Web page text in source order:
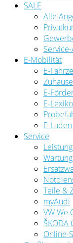
SALE
Alle
E-Mobilität
E-
E-
E-
E-Laden
Service
Teile &
myAudi
VW We
ŠKODA
Online-